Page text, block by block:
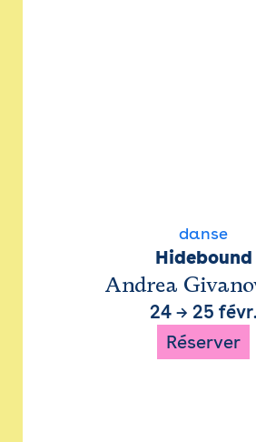
danse
Hidebound
Andrea
24→ 25 févr.
Réserver